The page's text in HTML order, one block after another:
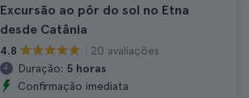
Excursão ao pôr do sol no Etna
desde Catânia
4.8
20 avaliações
Duração: 5 horas
Confirmação imediata